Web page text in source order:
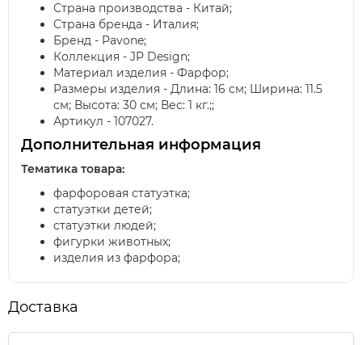
Страна производства - Китай;
Страна бренда - Италия;
Бренд - Pavone;
Коллекция - JP Design;
Материал изделия - Фарфор;
Размеры изделия - Длина: 16 см; Ширина: 11.5
см; Высота: 30 см; Вес: 1 кг.;;
Артикул - 107027.
Дополнительная информация
Тематика товара:
фарфоровая статуэтка;
статуэтки детей;
статуэтки людей;
фигурки животных;
изделия из фарфора;
Доставка